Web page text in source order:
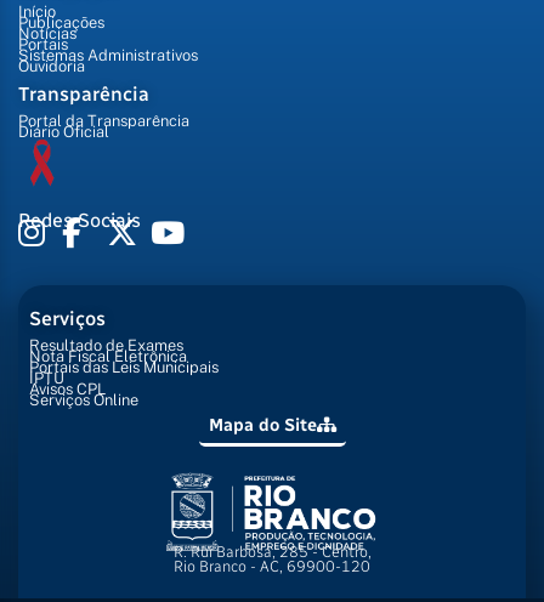
Início
Publicações
Notícias
Portais
Sistemas Administrativos
Ouvidoria
Transparência
Portal da Transparência
Diário Oficial
Redes Sociais
Serviços
Resultado de Exames
Nota Fiscal Eletrônica
Portais das Leis Municipais
IPTU
Avisos CPL
Serviços Online
Mapa do Site
R. Rui Barbosa, 285 - Centro,
Rio Branco - AC, 69900-120